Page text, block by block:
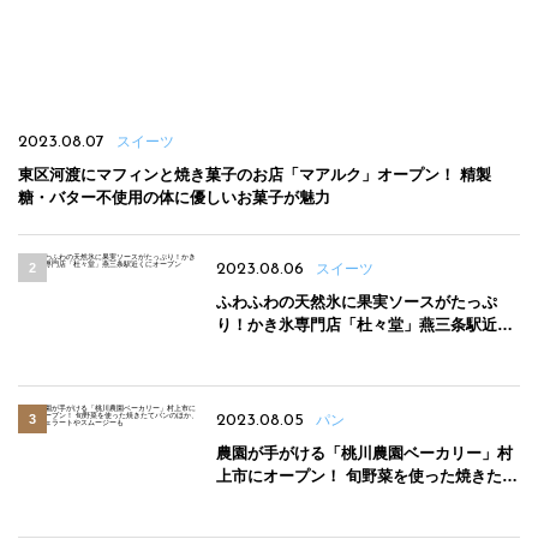
2023.08.07 スイーツ
東区河渡にマフィンと焼き菓子のお店「マアルク」オープン！ 精製
糖・バター不使用の体に優しいお菓子が魅力
2023.08.06 スイーツ
ふわふわの天然氷に果実ソースがたっぷ
り！かき氷専門店「杜々堂」燕三条駅近く
2023.08.05 パン
農園が手がける「桃川農園ベーカリー」村
上市にオープン！ 旬野菜を使った焼きたて